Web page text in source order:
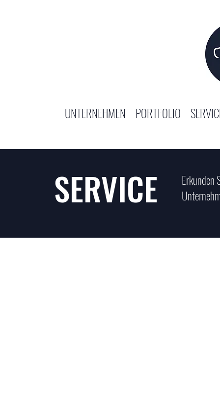
UNTERNEHMEN PORTFOLIO
SERVICE
Erkunden